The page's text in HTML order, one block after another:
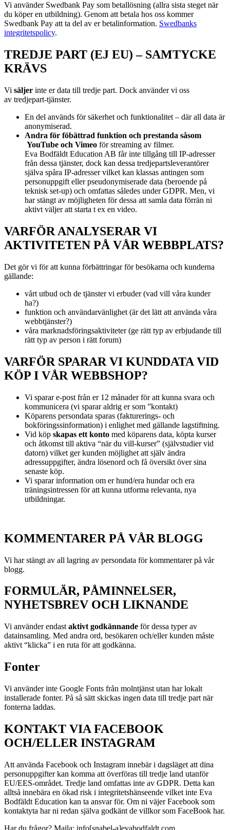
Vi använder Swedbank Pay som betallösning (allra sista steget när
du köper en utbildning). Genom att betala hos oss kommer
Swedbank Pay att ta del av er betalinformation. Swedbanks
integritetspolicy.
TREDJE PART (EJ EU) – SAMTYCKE
KRÄVS
Vi säljer inte er data till tredje part. Dock använder vi oss
av tredjepart-tjänster.
En del används för säkerhet och funktionalitet – där all data är
anonymiserad.
Andra för föbättrad funktion och prestanda såsom
YouTube och Vimeo för streaming av filmer.
Eva Bodfäldt Education AB får inte tillgång till IP-adresser
från dessa tjänster, dock kan dessa tredjepartsleverantörer
själva spåra IP-adresser vilket kan klassas antingen som
personuppgift eller pseudonymiserade data (beroende på
teknisk set-up) och omfattas således under GDPR. Men, vi
har stängt av möjligheten för dessa att samla data förrän ni
aktivt väljer att starta t ex en video.
VARFÖR ANALYSERAR VI
AKTIVITETEN PÅ VÅR WEBBPLATS?
Det gör vi för att kunna förbättringar för besökarna och kunderna
gällande:
vårt utbud och de tjänster vi erbuder (vad vill våra kunder
ha?)
funktion och användarvänlighet (är det lätt att använda våra
webbtjänster?)
våra marknadsföringsaktiviteter (ge rätt typ av erbjudande till
rätt typ av person i rätt forum)
VARFÖR SPARAR VI KUNDDATA VID
KÖP I VÅR WEBBSHOP?
Vi sparar e-post från er 12 månader för att kunna svara och
kommunicera (vi sparar aldrig er som ”kontakt)
Köparens persondata sparas (fakturerings- och
bokföringssinformation) i enlighet med gällande lagstiftning.
Vid köp skapas ett konto med köparens data, köpta kurser
och åtkomst till aktiva “när du vill-kurser” (självstudier vid
datorn) vilket ger kunden möjlighet att själv ändra
adressuppgifter, ändra lösenord och få översikt över sina
senaste köp.
Vi sparar information om er hund/era hundar och era
träningsintressen för att kunna utforma relevanta, nya
utbildningar.
KOMMENTARER PÅ VÅR BLOGG
Vi har stängt av all lagring av persondata för kommentarer på vår
blogg.
FORMULÄR, PÅMINNELSER,
NYHETSBREV OCH LIKNANDE
Vi använder endast aktivt godkännande för dessa typer av
datainsamling. Med andra ord, besökaren och/eller kunden måste
aktivt “klicka” i en ruta för att godkänna.
Fonter
Vi använder inte Google Fonts från molntjänst utan har lokalt
installerade fonter. På så sätt skickas ingen data till tredje part när
fonterna laddas.
KONTAKT VIA FACEBOOK
OCH/ELLER INSTAGRAM
Att använda Facebook och Instagram innebär i dagsläget att dina
personuppgifter kan komma att överföras till tredje land utanför
EU/EES-området. Tredje land omfattas inte av GDPR. Detta kan
alltså innebära en ökad risk i integritetshänseende vilket inte Eva
Bodfäldt Education kan ta ansvar för. Om ni väjer Facebook som
kontaktyta har ni redan själva godkänt de villkor som FaceBook har.
Har du frågor? Maila: info[snabel-a]evabodfaldt.com